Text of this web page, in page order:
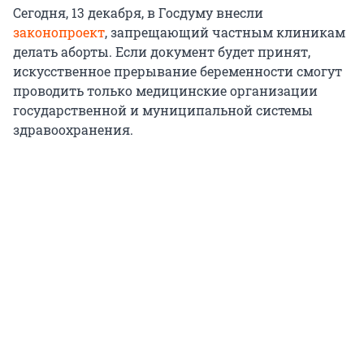
Сегодня, 13 декабря, в Госдуму внесли
законопроект, запрещающий частным клиникам
делать аборты. Если документ будет принят,
искусственное прерывание беременности смогут
проводить только медицинские организации
государственной и муниципальной системы
здравоохранения.